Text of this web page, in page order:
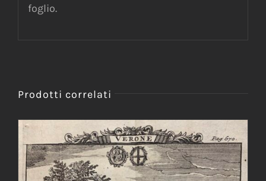
foglio.
Prodotti correlati